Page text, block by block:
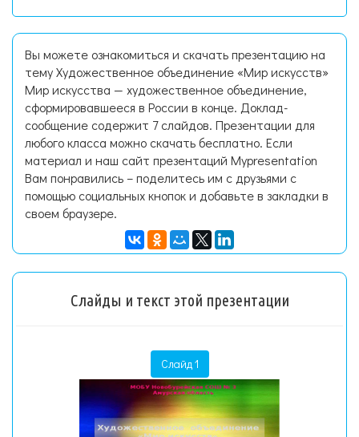
Вы можете ознакомиться и скачать презентацию на
тему Художественное объединение «Мир искусств»
Мир искусства — художественное объединение,
сформировавшееся в России в конце. Доклад-
сообщение содержит 7 слайдов. Презентации для
любого класса можно скачать бесплатно. Если
материал и наш сайт презентаций Mypresentation
Вам понравились – поделитесь им с друзьями с
помощью социальных кнопок и добавьте в закладки в
своем браузере.
Слайды и текст этой презентации
Слайд 1